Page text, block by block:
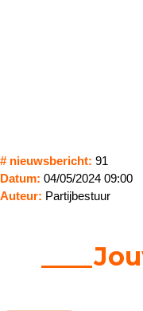
# nieuwsbericht: 91
Datum: 04/05/2024 09:00
Auteur: Partijbestuur